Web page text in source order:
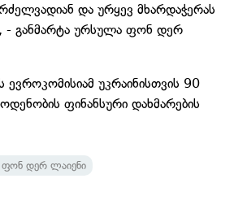
და ურყევ მხარდაჭერას
- განმარტა ურსულა ფონ დერ
ევროკომისიამ უკრაინისთვის 90
ფინანსური დახმარების
დერ ლაიენი